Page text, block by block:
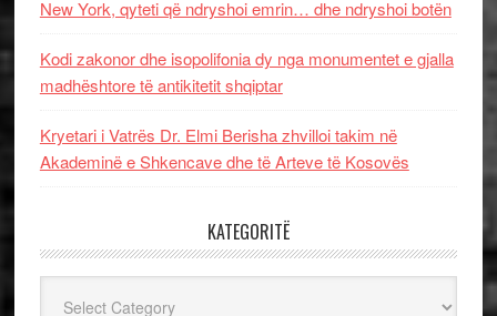
New York, qyteti që ndryshoi emrin… dhe ndryshoi botën
Kodi zakonor dhe isopolifonia dy nga monumentet e gjalla
madhështore të antikitetit shqiptar
Kryetari i Vatrës Dr. Elmi Berisha zhvilloi takim në
Akademinë e Shkencave dhe të Arteve të Kosovës
KATEGORITË